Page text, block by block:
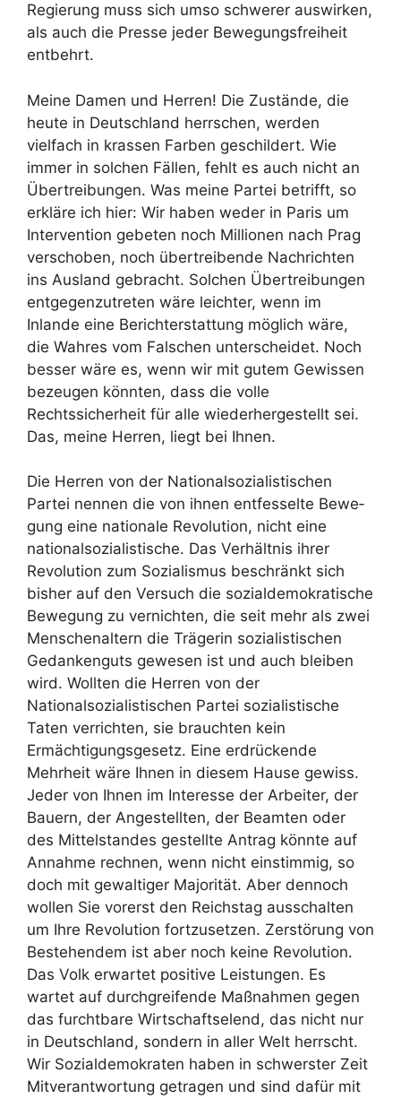
Regierung muss sich umso schwerer auswirken,
als auch die Presse jeder Bewegungsfreiheit
entbehrt.
Meine Damen und Herren! Die Zustände, die
heute in Deutschland herrschen, werden
vielfach in krassen Farben geschildert. Wie
immer in solchen Fällen, fehlt es auch nicht an
Übertreibungen. Was meine Partei betrifft, so
erkläre ich hier: Wir haben weder in Paris um
Intervention gebeten noch Millionen nach Prag
verschoben, noch übertreibende Nachrichten
ins Ausland gebracht. Solchen Übertreibungen
entgegenzutreten wäre leichter, wenn im
Inlande eine Berichterstattung möglich wäre,
die Wahres vom Falschen unterscheidet. Noch
besser wäre es, wenn wir mit gutem Gewissen
bezeugen könnten, dass die volle
Rechtssicherheit für alle wiederhergestellt sei.
Das, meine Herren, liegt bei Ihnen.
Die Herren von der Nationalsozialistischen
Partei nennen die von ihnen entfesselte Bewe­
gung eine nationale Revolution, nicht eine
nationalsozialistische. Das Verhältnis ihrer
Revolution zum Sozialismus beschränkt sich
bisher auf den Versuch die sozialdemokratische
Bewegung zu vernichten, die seit mehr als zwei
Menschenaltern die Trägerin sozialistischen
Gedankenguts gewesen ist und auch bleiben
wird. Wollten die Herren von der
Nationalsozialistischen Partei sozialistische
Taten verrichten, sie brauchten kein
Ermächtigungsgesetz. Eine erdrückende
Mehrheit wäre Ihnen in diesem Hause gewiss.
Jeder von Ihnen im Interesse der Arbeiter, der
Bauern, der Angestellten, der Beamten oder
des Mittelstandes gestellte Antrag könnte auf
Annahme rechnen, wenn nicht einstimmig, so
doch mit gewaltiger Majorität. Aber dennoch
wollen Sie vorerst den Reichstag ausschalten
um Ihre Revolution fortzusetzen. Zerstörung von
Bestehendem ist aber noch keine Revolution.
Das Volk erwartet positive Leistungen. Es
wartet auf durchgreifende Maßnahmen gegen
das furchtbare Wirtschaftselend, das nicht nur
in Deutschland, sondern in aller Welt herrscht.
Wir Sozialdemokraten haben in schwerster Zeit
Mitverantwortung getragen und sind dafür mit